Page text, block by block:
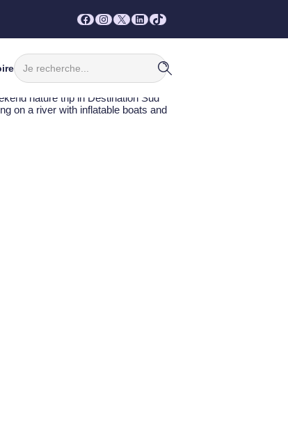
Facebook
Instagram
X LinkedIn
TikTok
Rechercher